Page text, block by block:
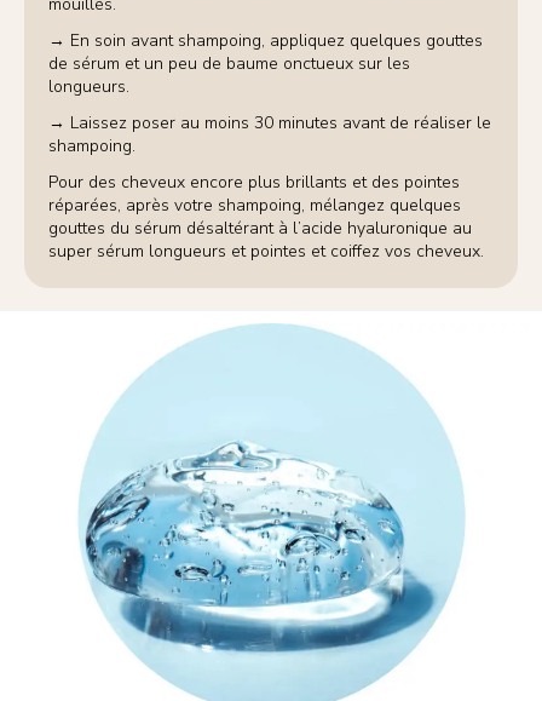
→ En soin avant shampoing, appliquez quelques gouttes
de sérum et un peu de baume onctueux sur les
longueurs.
→ Laissez poser au moins 30 minutes avant de réaliser le
shampoing.
Pour des cheveux encore plus brillants et des pointes
réparées, après votre shampoing, mélangez quelques
gouttes du sérum désaltérant à l’acide hyaluronique au
super sérum longueurs et pointes et coiffez vos cheveux.